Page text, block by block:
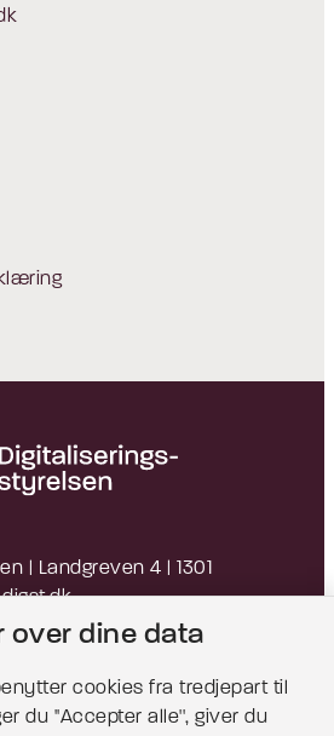
| Landgreven 4 | 1301
| CVR: 34051178
over dine data
cookies fra tredjepart til
du ''Accepter alle'', giver du